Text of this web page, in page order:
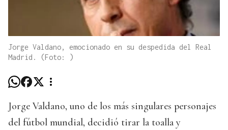
Jorge Valdano, emocionado en su despedida del Real
Madrid. (Foto: )
Jorge Valdano, uno de los más singulares personajes
del fútbol mundial, decidió tirar la toalla y